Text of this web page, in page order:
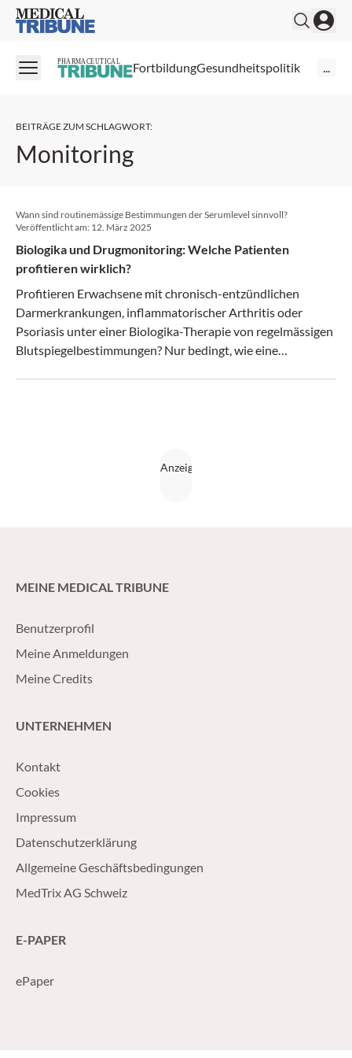
Medical Tribune
PHARMACEUTICAL FortbildungGesundheitspolitik ...
BEITRÄGE ZUM SCHLAGWORT:
Monitoring
Wann sind routinemässige Bestimmungen der Serumlevel sinnvoll?
Veröffentlicht am: 12. März 2025
Biologika und Drugmonitoring: Welche Patienten
profitieren wirklich?
Profitieren Erwachsene mit chronisch-entzündlichen
Darm­erkrankungen, inflammatorischer Arthritis oder
Psoriasis unter einer Biologika-Therapie von regelmäs­sigen
Blutspiegelbestimmungen? Nur bedingt, wie eine
MEINE MEDICAL TRIBUNE
Benutzerprofil
Meine Anmeldungen
Meine Credits
UNTERNEHMEN
Kontakt
Cookies
Impressum
Datenschutzerklärung
Allgemeine Geschäftsbedingungen
MedTrix AG Schweiz
E-PAPER
ePaper